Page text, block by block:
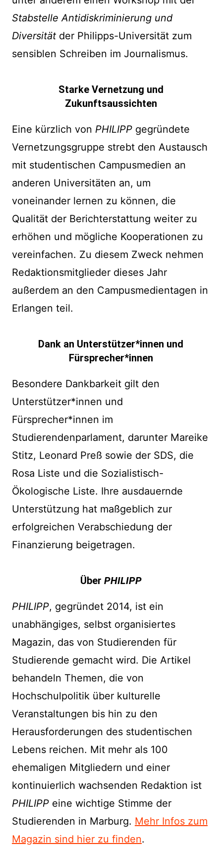
Stabstelle Antidiskriminierung und
Diversitätder Philipps-Universität zum
sensiblen Schreiben im Journalismus.
Starke Vernetzung und
Zukunftsaussichten
Eine kürzlich von PHILIPPgegründete
Vernetzungsgruppe strebt den Austausch
mit studentischen Campusmedien an
anderen Universitäten an, um
voneinander lernen zu können, die
Qualität der Berichterstattung weiter zu
erhöhen und mögliche Kooperationen zu
vereinfachen. Zu diesem Zweck nehmen
Redaktionsmitglieder dieses Jahr
außerdem an den Campusmedientagen in
Erlangen teil.
Dank an Unterstützer*innen und
Fürsprecher*innen
Besondere Dankbarkeit gilt den
Unterstützer*innen und
Fürsprecher*innen im
Studierendenparlament, darunter Mareike
Stitz, Leonard Preß sowie der SDS, die
Rosa Liste und die Sozialistisch-
Ökologische Liste. Ihre ausdauernde
Unterstützung hat maßgeblich zur
erfolgreichen Verabschiedung der
Finanzierung beigetragen.
Über PHILIPP
PHILIPP, gegründet 2014, ist ein
unabhängiges, selbst organisiertes
Magazin, das von Studierenden für
Studierende gemacht wird. Die Artikel
behandeln Themen, die von
Hochschulpolitik über kulturelle
Veranstaltungen bis hin zu den
Herausforderungen des studentischen
Lebens reichen. Mit mehr als 100
ehemaligen Mitgliedern und einer
kontinuierlich wachsenden Redaktion ist
PHILIPPeine wichtige Stimme der
Studierenden in Marburg. Mehr Infos zum
Magazin sind hier zu finden.